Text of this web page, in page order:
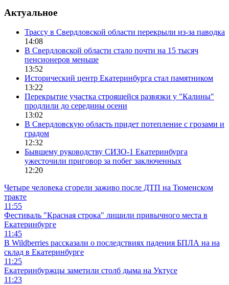
Актуальное
Трассу в Свердловской области перекрыли из-за паводка
14:08
В Свердловской области стало почти на 15 тысяч
пенсионеров меньше
13:52
Исторический центр Екатеринбурга стал памятником
13:22
Перекрытие участка строящейся развязки у "Калины"
продлили до середины осени
13:02
В Свердловскую область придет потепление с грозами и
градом
12:32
Бывшему руководству СИЗО-1 Екатеринбурга
ужесточили приговор за побег заключенных
12:20
Четыре человека сгорели заживо после ДТП на Тюменском
тракте
11:55
Фестиваль "Красная строка" лишили привычного места в
Екатеринбурге
11:45
В Wildberries рассказали о последствиях падения БПЛА на на
склад в Екатеринбурге
11:25
Екатеринбуржцы заметили столб дыма на Уктусе
11:23